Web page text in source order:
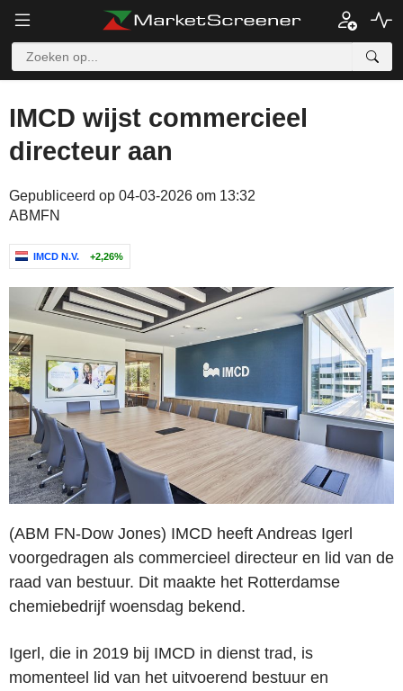
IMCD wijst commercieel
directeur aan
Gepubliceerd op 04-03-2026 om 13:32
ABMFN
IMCD N.V. +2,26%
(ABM FN-Dow Jones) IMCD heeft Andreas Igerl
voorgedragen als commercieel directeur en lid van de
raad van bestuur. Dit maakte het Rotterdamse
chemiebedrijf woensdag bekend.
Igerl, die in 2019 bij IMCD in dienst trad, is
momenteel lid van het uitvoerend bestuur en